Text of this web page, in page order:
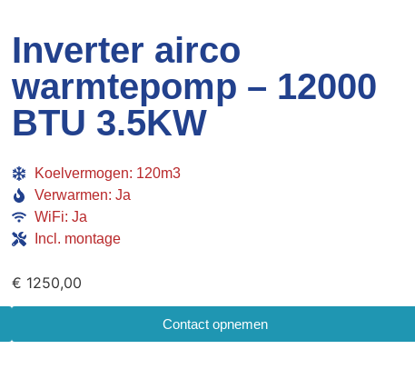
Inverter airco
warmtepomp – 12000
BTU 3.5KW
Koelvermogen: 120m3
Verwarmen: Ja
WiFi: Ja
Incl. montage
€ 1250,00
Contact opnemen